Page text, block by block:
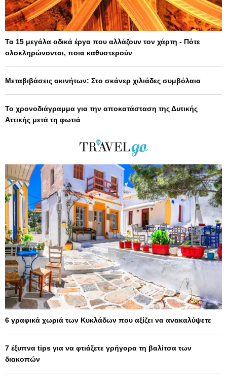
Τα 15 μεγάλα οδικά έργα που αλλάζουν τον χάρτη - Πότε
ολοκληρώνονται, ποια καθυστερούν
Μεταβιβάσεις ακινήτων: Στο σκάνερ χιλιάδες συμβόλαια
Το χρονοδιάγραμμα για την αποκατάσταση της Δυτικής
Αττικής μετά τη φωτιά
6 γραφικά χωριά των Κυκλάδων που αξίζει να ανακαλύψετε
7 έξυπνα tips για να φτιάξετε γρήγορα τη βαλίτσα των
διακοπών